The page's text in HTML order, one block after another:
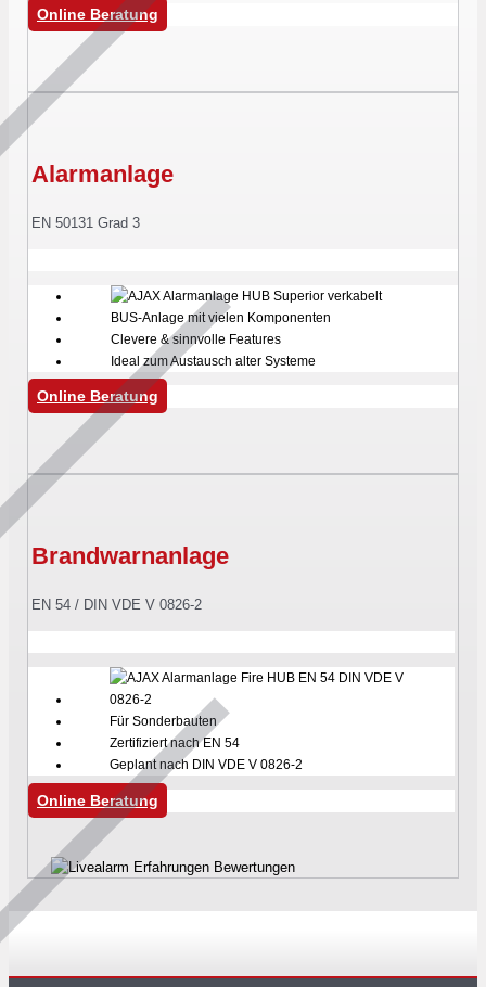
Online Beratung
Alarmanlage
EN 50131 Grad 3
BUS-Anlage mit vielen Komponenten
Clevere & sinnvolle Features
Ideal zum Austausch alter Systeme
Online Beratung
Brandwarnanlage
EN 54 / DIN VDE V 0826-2
Für Sonderbauten
Zertifiziert nach EN 54
Geplant nach DIN VDE V 0826-2
Online Beratung